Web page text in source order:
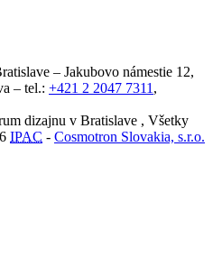
– Jakubovo námestie 12,
– tel.: +421 2 2047 7311 ,
dizajnu v Bratislave , Všetky
IPAC - Cosmotron Slovakia, s.r.o.